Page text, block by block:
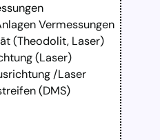
Vermessungen
(Theodolit, Laser)
(Laser)
/Laser
(DMS)